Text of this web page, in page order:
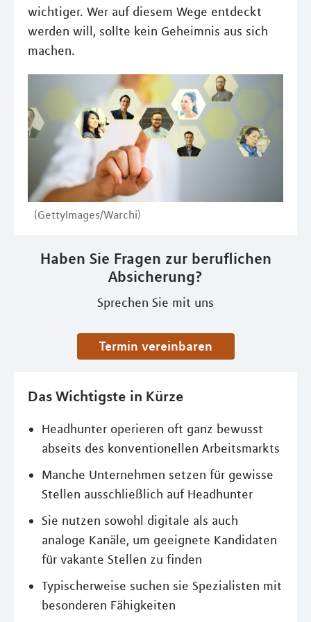
wichtiger. Wer auf diesem Wege entdeckt
werden will, sollte kein Geheimnis aus sich
machen.
(GettyImages/Warchi)
Haben Sie Fragen zur beruflichen
Absicherung?
Sprechen Sie mit uns
Termin vereinbaren
Das Wichtigste in Kürze
Headhunter operieren oft ganz bewusst
abseits des konventionellen Arbeitsmarkts
Manche Unternehmen setzen für gewisse
Stellen ausschließlich auf Headhunter
Sie nutzen sowohl digitale als auch
analoge Kanäle, um geeignete Kandidaten
für vakante Stellen zu finden
Typischerweise suchen sie Spezialisten mit
besonderen Fähigkeiten